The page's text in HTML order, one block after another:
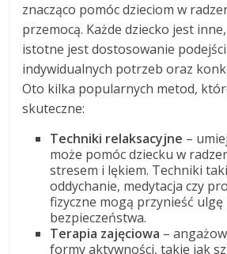
znacząco pomóc dzieciom w
przemocą. Każde dziecko jest
istotne jest dostosowanie
indywidualnych potrzeb oraz
Oto kilka popularnych metod,
skuteczne:
Techniki relaksacyjne –
może pomóc dziecku w
stresem i lękiem. Techniki
oddychanie, medytacja czy
fizyczne mogą przynieść ulgę
bezpieczeństwa.
Terapia zajęciowa –
formy aktywności, takie jak